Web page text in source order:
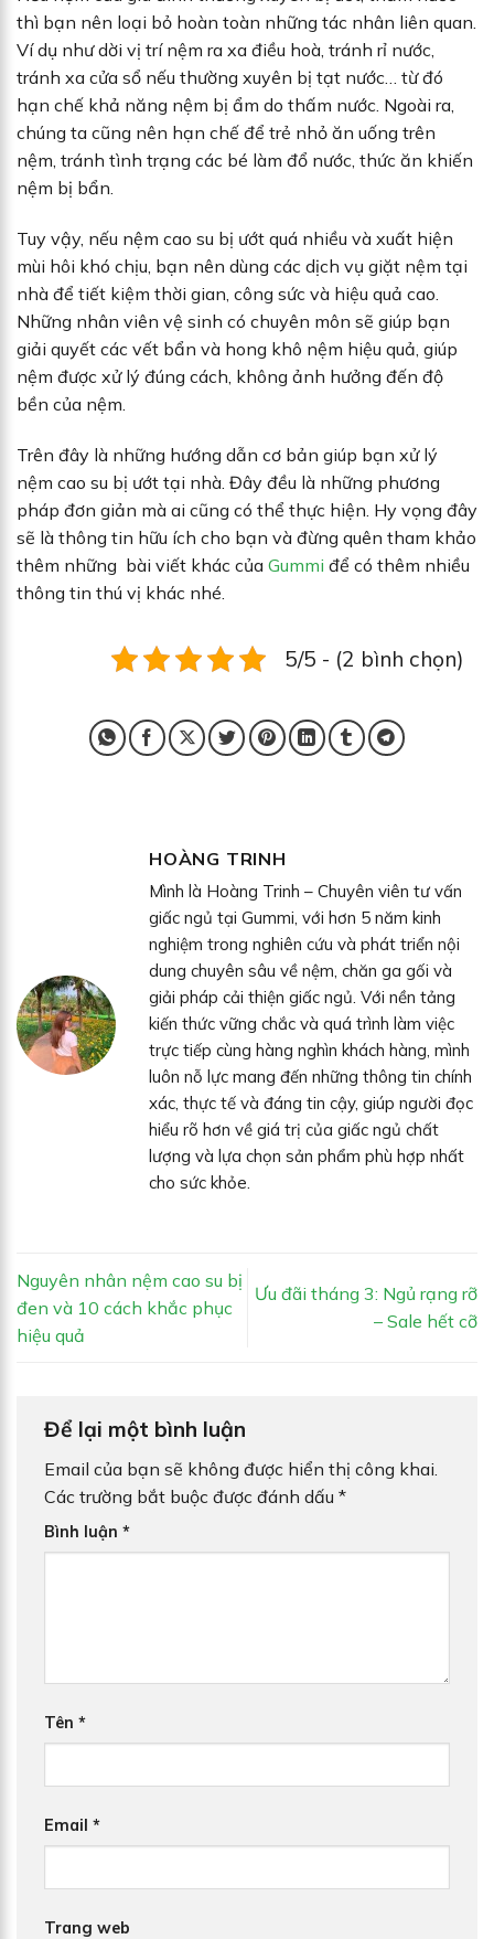
thì bạn nên loại bỏ hoàn toàn những tác nhân liên quan.
Ví dụ như dời vị trí nệm ra xa điều hoà, tránh rỉ nước,
tránh xa cửa sổ nếu thường xuyên bị tạt nước… từ đó
hạn chế khả năng nệm bị ẩm do thấm nước. Ngoài ra,
chúng ta cũng nên hạn chế để trẻ nhỏ ăn uống trên
nệm, tránh tình trạng các bé làm đổ nước, thức ăn khiến
nệm bị bẩn.
Tuy vậy, nếu nệm cao su bị ướt quá nhiều và xuất hiện
mùi hôi khó chịu, bạn nên dùng các dịch vụ giặt nệm tại
nhà để tiết kiệm thời gian, công sức và hiệu quả cao.
Những nhân viên vệ sinh có chuyên môn sẽ giúp bạn
giải quyết các vết bẩn và hong khô nệm hiệu quả, giúp
nệm được xử lý đúng cách, không ảnh hưởng đến độ
bền của nệm.
Trên đây là những hướng dẫn cơ bản giúp bạn xử lý
nệm cao su bị ướt tại nhà. Đây đều là những phương
pháp đơn giản mà ai cũng có thể thực hiện. Hy vọng đây
sẽ là thông tin hữu ích cho bạn và đừng quên tham khảo
thêm những bài viết khác của Gummi để có thêm nhiều
thông tin thú vị khác nhé.
5/5 - (2 bình chọn)
HOÀNG TRINH
Mình là Hoàng Trinh – Chuyên viên tư vấn
giấc ngủ tại Gummi, với hơn 5 năm kinh
nghiệm trong nghiên cứu và phát triển nội
dung chuyên sâu về nệm, chăn ga gối và
giải pháp cải thiện giấc ngủ. Với nền tảng
kiến thức vững chắc và quá trình làm việc
trực tiếp cùng hàng nghìn khách hàng, mình
luôn nỗ lực mang đến những thông tin chính
xác, thực tế và đáng tin cậy, giúp người đọc
hiểu rõ hơn về giá trị của giấc ngủ chất
lượng và lựa chọn sản phẩm phù hợp nhất
cho sức khỏe.
Nguyên nhân nệm cao su bị
đen và 10 cách khắc phục
hiệu quả
Ưu đãi tháng 3: Ngủ rạng rỡ
– Sale hết cỡ
Để lại một bình luận
Email của bạn sẽ không được hiển thị công khai.
Các trường bắt buộc được đánh dấu *
Bình luận *
Tên *
Email *
Trang web